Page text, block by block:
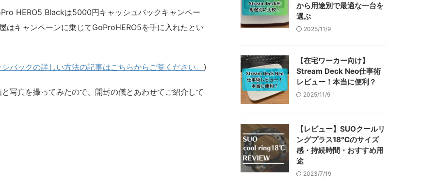
HERO5 Blackは5000円キャッシュバックキャンペー
はキャンペーンに乗じてGoProHERO5を手に入れたとい
バックの詳しい方法の記事はこちらからご覧ください。 )
写真を撮ってみたので、開封の儀とあわせてご紹介して
から用途別で最適な一台を
選ぶ
2025/11/9
【在宅ワーカー向け】
Stream Deck Neo仕事術
レビュー！本当に便利？
2025/11/9
【レビュー】SUOクールリ
ングプラス18℃のサイズ
感・持続時間・おすすめ用
途
2023/7/19